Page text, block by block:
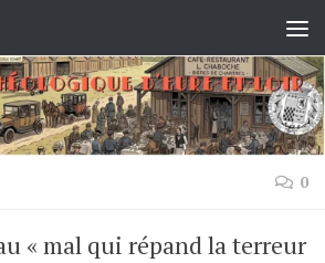
0
« mal qui répand la terreur